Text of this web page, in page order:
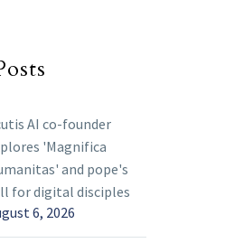
AI co-founder
'Magnifica
and pope's
for digital disciples
6, 2026